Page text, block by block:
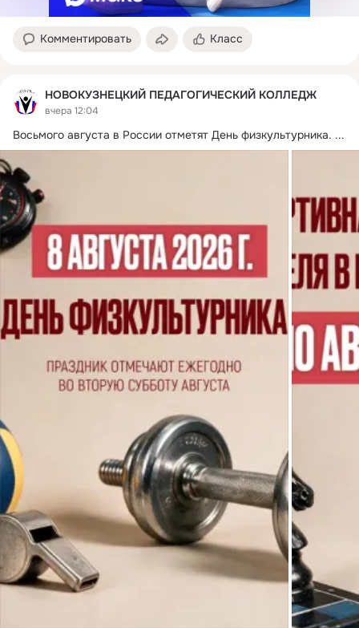
Комментировать Класс
НОВОКУЗНЕЦКИЙ ПЕДАГОГИЧЕСКИЙ КОЛЛЕДЖ
вчера 12:04
Восьмого августа в России отметят День физкультурника. ...